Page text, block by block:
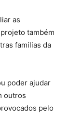
as
também
famílias da
poder ajudar
outros
pelo